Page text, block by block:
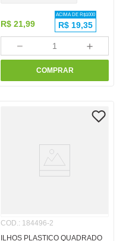
R$ 21,99
ACIMA DE R$1000
R$ 19,35
＋
－
COMPRAR
COD.: 184496-2
ILHOS PLASTICO QUADRADO